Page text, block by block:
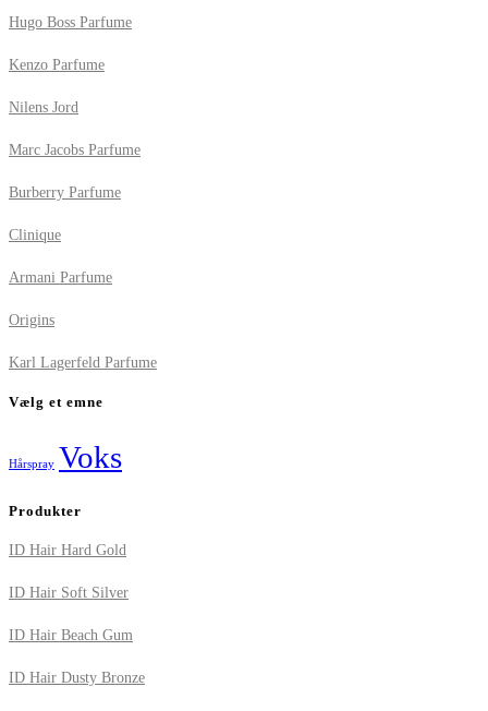
Hugo Boss Parfume
Kenzo Parfume
Nilens Jord
Marc Jacobs Parfume
Burberry Parfume
Clinique
Armani Parfume
Origins
Karl Lagerfeld Parfume
Vælg et emne
Hårspray Voks
Produkter
ID Hair Hard Gold
ID Hair Soft Silver
ID Hair Beach Gum
ID Hair Dusty Bronze